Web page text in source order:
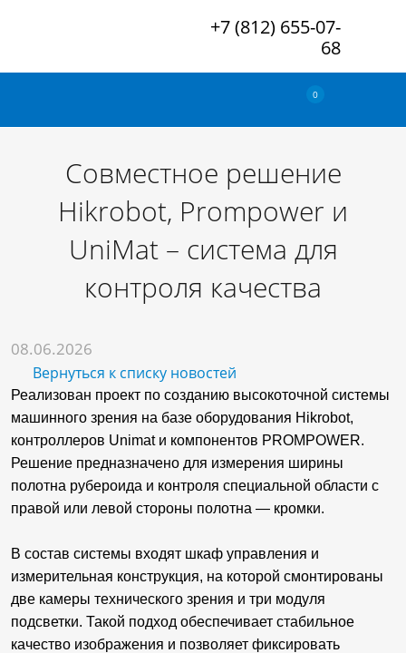
+7 (812) 655-07-
68
0
Совместное решение
Hikrobot, Prompower и
UniMat – система для
контроля качества
08.06.2026
Вернуться к списку новостей
Реализован проект по созданию высокоточной системы
машинного зрения на базе оборудования Hikrobot,
контроллеров Unimat и компонентов PROMPOWER.
Решение предназначено для измерения ширины
полотна рубероида и контроля специальной области с
правой или левой стороны полотна — кромки.
В состав системы входят шкаф управления и
измерительная конструкция, на которой смонтированы
две камеры технического зрения и три модуля
подсветки. Такой подход обеспечивает стабильное
качество изображения и позволяет фиксировать